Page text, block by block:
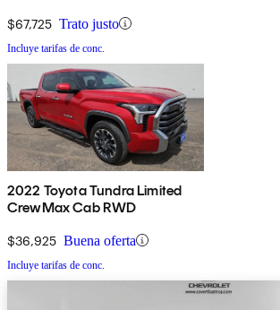
$67,725 Trato justo
Incluye tarifas de conc.
2022 Toyota Tundra Limited
CrewMax Cab RWD
$36,925 Buena oferta
Incluye tarifas de conc.